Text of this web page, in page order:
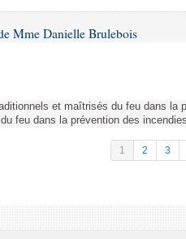
Mme Danielle Brulebois
et maîtrisés du feu dans la
feu dans la prévention des
1 2 3